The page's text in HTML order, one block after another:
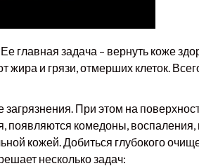
главная задача – вернуть коже
жира и грязи, отмерших клеток.
При этом на
появляются комедоны,
кожей. Добиться глубокого
несколько задач: